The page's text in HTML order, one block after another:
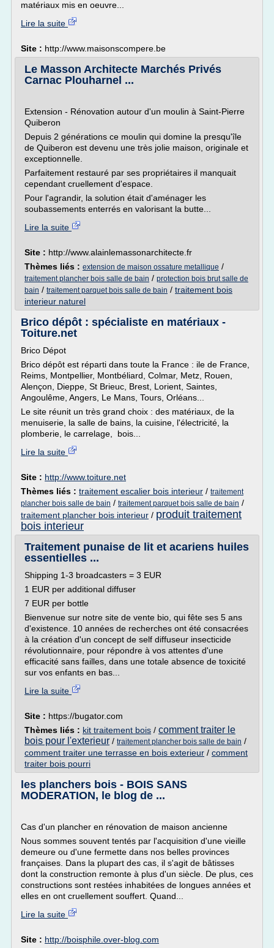
matériaux mis en oeuvre...
Lire la suite
Site : http://www.maisonscompere.be
Le Masson Architecte Marchés Privés
Carnac Plouharnel ...
Extension - Rénovation autour d'un moulin à Saint-Pierre
Quiberon
Depuis 2 générations ce moulin qui domine la presqu'île
de Quiberon est devenu une très jolie maison, originale et
exceptionnelle.
Parfaitement restauré par ses propriétaires il manquait
cependant cruellement d'espace.
Pour l'agrandir, la solution était d'aménager les
soubassements enterrés en valorisant la butte...
Lire la suite
Site : http://www.alainlemassonarchitecte.fr
Thèmes liés : extension de maison ossature metallique /
traitement plancher bois salle de bain / protection bois brut salle de
bain / traitement parquet bois salle de bain / traitement bois
interieur naturel
Brico dépôt : spécialiste en matériaux -
Toiture.net
Brico Dépot
Brico dépôt est réparti dans toute la France : ile de France,
Reims, Montpellier, Montbéliard, Colmar, Metz, Rouen,
Alençon, Dieppe, St Brieuc, Brest, Lorient, Saintes,
Angoulême, Angers, Le Mans, Tours, Orléans...
Le site réunit un très grand choix : des matériaux, de la
menuiserie, la salle de bains, la cuisine, l'électricité, la
plomberie, le carrelage, bois...
Lire la suite
Site : http://www.toiture.net
Thèmes liés : traitement escalier bois interieur / traitement
plancher bois salle de bain / traitement parquet bois salle de bain /
traitement plancher bois interieur / produit traitement
bois interieur
Traitement punaise de lit et acariens huiles
essentielles ...
Shipping 1-3 broadcasters = 3 EUR
1 EUR per additional diffuser
7 EUR per bottle
Bienvenue sur notre site de vente bio, qui fête ses 5 ans
d'existence. 10 années de recherches ont été consacrées
à la création d'un concept de self diffuseur insecticide
révolutionnaire, pour répondre à vos attentes d'une
efficacité sans failles, dans une totale absence de toxicité
sur vos enfants en bas...
Lire la suite
Site : https://bugator.com
Thèmes liés : kit traitement bois / comment traiter le
bois pour l'exterieur / traitement plancher bois salle de bain /
comment traiter une terrasse en bois exterieur / comment
traiter bois pourri
les planchers bois - BOIS SANS
MODERATION, le blog de ...
Cas d'un plancher en rénovation de maison ancienne
Nous sommes souvent tentés par l'acquisition d'une vieille
demeure ou d'une fermette dans nos belles provinces
françaises. Dans la plupart des cas, il s'agit de bâtisses
dont la construction remonte à plus d'un siècle. De plus, ces
constructions sont restées inhabitées de longues années et
elles en ont cruellement souffert. Quand...
Lire la suite
Site : http://boisphile.over-blog.com